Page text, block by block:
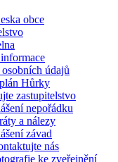
obce
údajů
Hůrky
zastupitelstvo
nepořádku
a nálezy
závad
nás
ke zveřejnění